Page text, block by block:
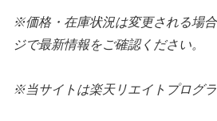
※価格・在庫状況は変更される場
ジで最新情報をご確認ください。
※当サイトは楽天リエイトプログラ